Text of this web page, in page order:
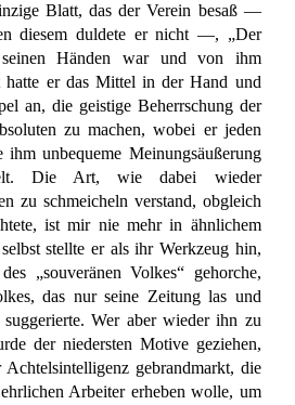
Blatt, das der Verein besaß —
diesem duldete er nicht —, „Der
seinen Händen war und von ihm
hatte er das Mittel in der Hand und
an, die geistige Beherrschung der
zu machen, wobei er jeden
ihm unbequeme Meinungsäußerung
Die Art, wie dabei wieder
zu schmeicheln verstand, obgleich
ist mir nie mehr in ähnlichem
stellte er als ihr Werkzeug hin,
„souveränen Volkes“ gehorche,
das nur seine Zeitung las und
Wer aber wieder ihn zu
der niedersten Motive geziehen,
gebrandmarkt, die
Arbeiter erheben wolle, um